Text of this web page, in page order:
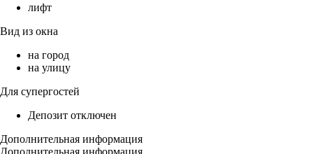
лифт
Вид из окна
на город
на улицу
Для супергостей
Депозит отключен
Дополнительная информация
Дополнительная информация